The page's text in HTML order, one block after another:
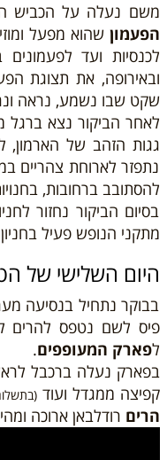
משם נעלה על הכביש
הפעמון שהוא מפעל
לכנסיות ועד
ובאירופה, את תצוגת
שקט שבו נשמע, נראה
לאחר הביקור נצא ברגל
גגות הזהב של הארמון,
נתפזר לארוחת צהריים
להסתובב ברחובות,
בסיום הביקור נחזור
מתקני הנופש פעיל
היום השלישי של הטיול
בבוקר נתחיל בנסיעה
פיס לשם נטפס להרים
לפארק המעופפים.
בפארק נעלה ברכבל לראש
קפיצה ממגדל ועוד
הרים רודלבאן ארוכה